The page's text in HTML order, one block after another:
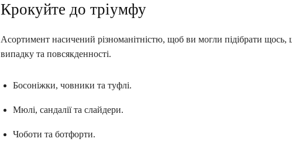
Крокуйте до тріумфу
Асортимент насичений різноманітністю, щоб ви могли підібрати щось,
випадку та повсякденності.
Босоніжки, човники та туфлі.
Мюлі, сандалії та слайдери.
Чоботи та ботфорти.